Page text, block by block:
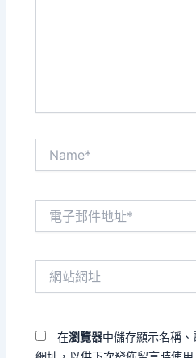
在瀏覽器中儲存顯示名稱